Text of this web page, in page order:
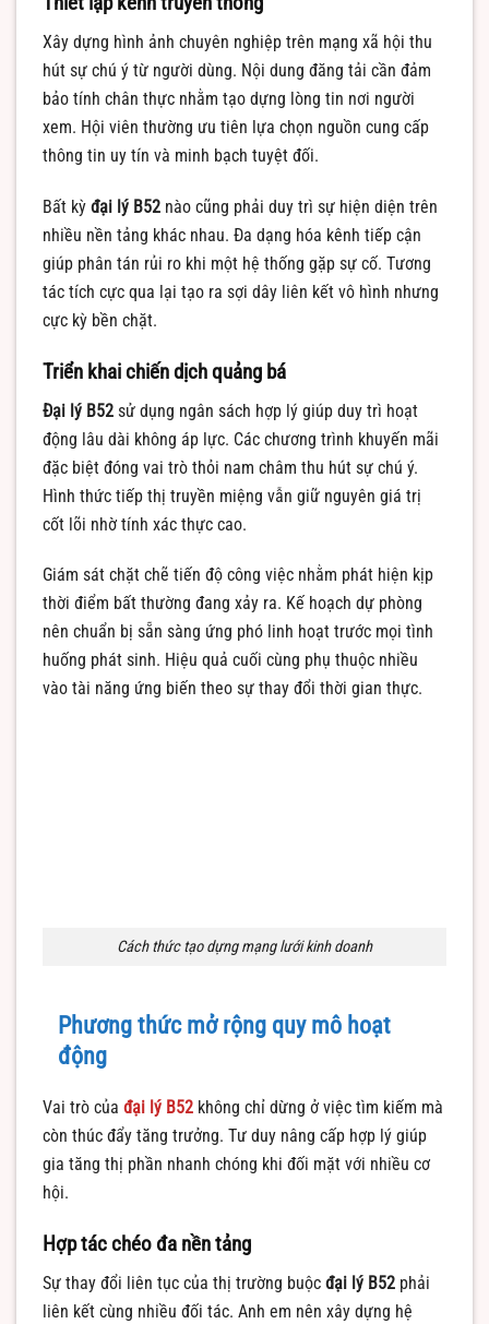
Xây dựng hình ảnh chuyên nghiệp trên mạng xã hội thu
hút sự chú ý từ người dùng. Nội dung đăng tải cần đảm
bảo tính chân thực nhằm tạo dựng lòng tin nơi người
xem. Hội viên thường ưu tiên lựa chọn nguồn cung cấp
thông tin uy tín và minh bạch tuyệt đối.
Bất kỳ đại lý B52 nào cũng phải duy trì sự hiện diện trên
nhiều nền tảng khác nhau. Đa dạng hóa kênh tiếp cận
giúp phân tán rủi ro khi một hệ thống gặp sự cố. Tương
tác tích cực qua lại tạo ra sợi dây liên kết vô hình nhưng
cực kỳ bền chặt.
Triển khai chiến dịch quảng bá
Đại lý B52 sử dụng ngân sách hợp lý giúp duy trì hoạt
động lâu dài không áp lực. Các chương trình khuyến mãi
đặc biệt đóng vai trò thỏi nam châm thu hút sự chú ý.
Hình thức tiếp thị truyền miệng vẫn giữ nguyên giá trị
cốt lõi nhờ tính xác thực cao.
Giám sát chặt chẽ tiến độ công việc nhằm phát hiện kịp
thời điểm bất thường đang xảy ra. Kế hoạch dự phòng
nên chuẩn bị sẵn sàng ứng phó linh hoạt trước mọi tình
huống phát sinh. Hiệu quả cuối cùng phụ thuộc nhiều
vào tài năng ứng biến theo sự thay đổi thời gian thực.
Cách thức tạo dựng mạng lưới kinh doanh
Phương thức mở rộng quy mô hoạt
động
Vai trò của đại lý B52 không chỉ dừng ở việc tìm kiếm mà
còn thúc đẩy tăng trưởng. Tư duy nâng cấp hợp lý giúp
gia tăng thị phần nhanh chóng khi đối mặt với nhiều cơ
hội.
Hợp tác chéo đa nền tảng
Sự thay đổi liên tục của thị trường buộc đại lý B52 phải
liên kết cùng nhiều đối tác. Anh em nên xây dựng hệ